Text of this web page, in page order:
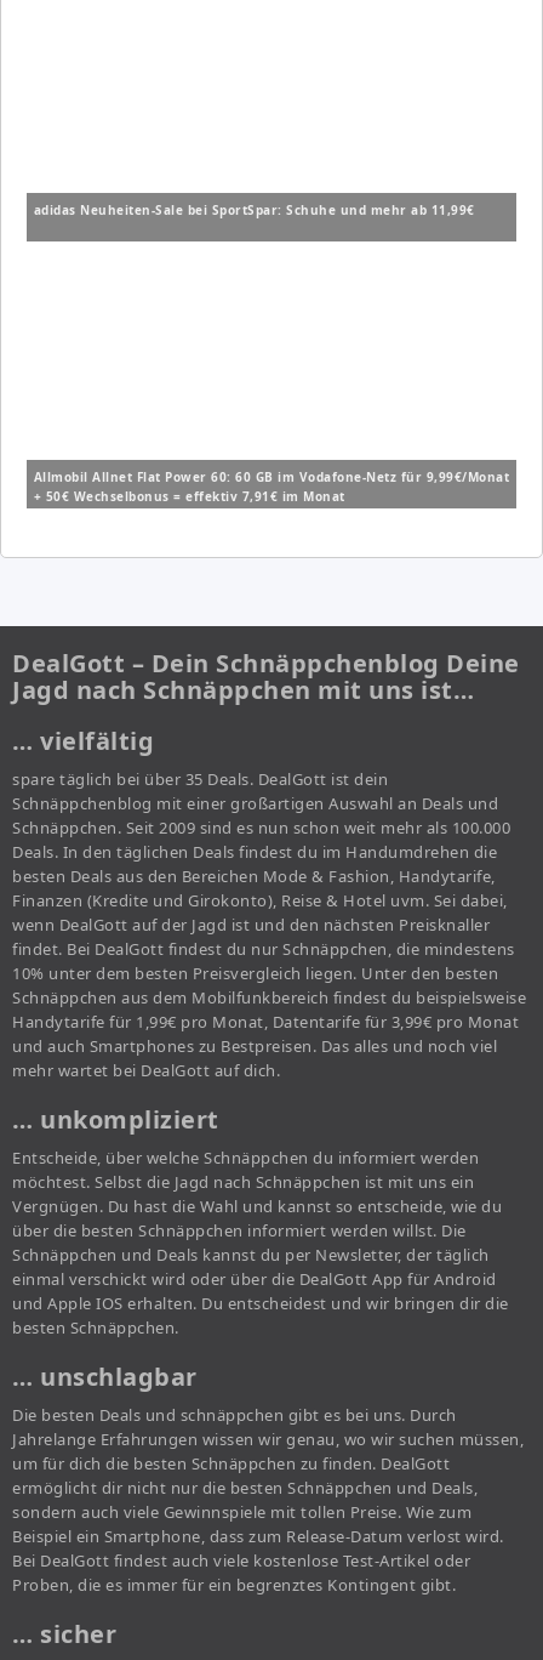
adidas Neuheiten-Sale bei SportSpar: Schuhe und mehr ab 11,99€
Allmobil Allnet Flat Power 60: 60 GB im Vodafone-Netz für 9,99€/Monat
+ 50€ Wechselbonus = effektiv 7,91€ im Monat
DealGott – Dein Schnäppchenblog Deine
Jagd nach Schnäppchen mit uns ist…
… vielfältig
spare täglich bei über 35 Deals. DealGott ist dein
Schnäppchenblog mit einer großartigen Auswahl an Deals und
Schnäppchen. Seit 2009 sind es nun schon weit mehr als 100.000
Deals. In den täglichen Deals findest du im Handumdrehen die
besten Deals aus den Bereichen Mode & Fashion, Handytarife,
Finanzen (Kredite und Girokonto), Reise & Hotel uvm. Sei dabei,
wenn DealGott auf der Jagd ist und den nächsten Preisknaller
findet. Bei DealGott findest du nur Schnäppchen, die mindestens
10% unter dem besten Preisvergleich liegen. Unter den besten
Schnäppchen aus dem Mobilfunkbereich findest du beispielsweise
Handytarife für 1,99€ pro Monat, Datentarife für 3,99€ pro Monat
und auch Smartphones zu Bestpreisen. Das alles und noch viel
mehr wartet bei DealGott auf dich.
… unkompliziert
Entscheide, über welche Schnäppchen du informiert werden
möchtest. Selbst die Jagd nach Schnäppchen ist mit uns ein
Vergnügen. Du hast die Wahl und kannst so entscheide, wie du
über die besten Schnäppchen informiert werden willst. Die
Schnäppchen und Deals kannst du per Newsletter, der täglich
einmal verschickt wird oder über die DealGott App für Android
und Apple IOS erhalten. Du entscheidest und wir bringen dir die
besten Schnäppchen.
… unschlagbar
Die besten Deals und schnäppchen gibt es bei uns. Durch
Jahrelange Erfahrungen wissen wir genau, wo wir suchen müssen,
um für dich die besten Schnäppchen zu finden. DealGott
ermöglicht dir nicht nur die besten Schnäppchen und Deals,
sondern auch viele Gewinnspiele mit tollen Preise. Wie zum
Beispiel ein Smartphone, dass zum Release-Datum verlost wird.
Bei DealGott findest auch viele kostenlose Test-Artikel oder
Proben, die es immer für ein begrenztes Kontingent gibt.
… sicher